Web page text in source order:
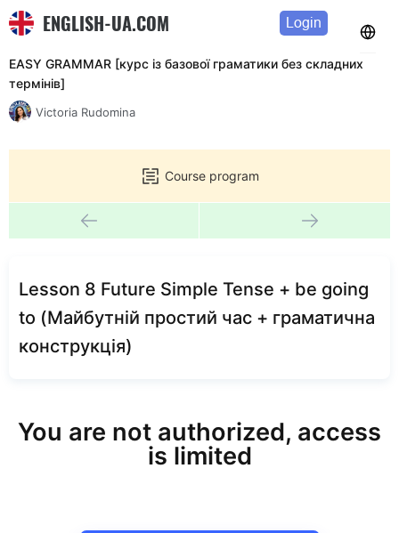
ENGLISH-UA.COM Login
EASY GRAMMAR [курс із базової граматики без складних
термінів]
Victoria Rudomina
Course program
Lesson 8 Future Simple Tense + be going
to (Майбутній простий час + граматична
конструкція)
You are not authorized, access
is limited